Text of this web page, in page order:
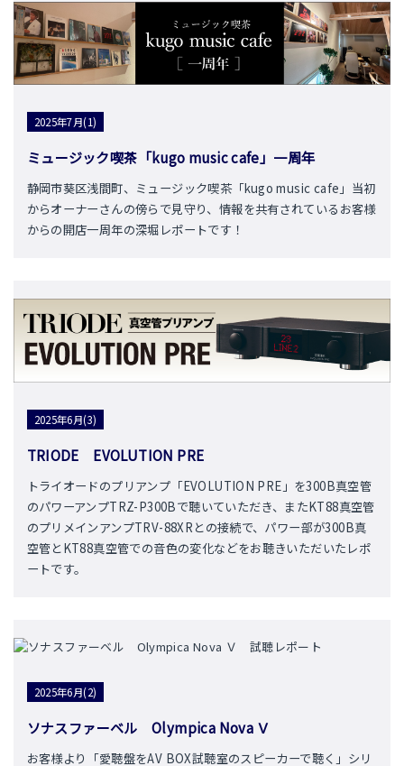
2025年7月(1)
ミュージック喫茶「kugo music cafe」一周年
静岡市葵区浅間町、ミュージック喫茶「kugo music cafe」当初
からオーナーさんの傍らで見守り、情報を共有されているお客様
からの開店一周年の深堀レポートです！
2025年6月(3)
TRIODE EVOLUTION PRE
トライオードのプリアンプ「EVOLUTION PRE」を300B真空管
のパワーアンプTRZ-P300Bで聴いていただき、またKT88真空管
のプリメインアンプTRV-88XRとの接続で、パワー部が300B真
空管とKT88真空管での音色の変化などをお聴きいただいたレポ
ートです。
2025年6月(2)
ソナスファーベル Olympica Nova Ｖ
お客様より「愛聴盤をAV BOX試聴室のスピーカーで聴く」シリ